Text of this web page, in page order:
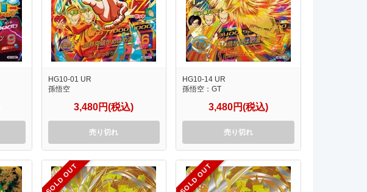
HG10-01 UR
孫悟空
3,480円(税込)
売り切れ
HG10-14 UR
孫悟空：GT
3,480円(税込)
売り切れ
SOLD OUT SOLD OUT